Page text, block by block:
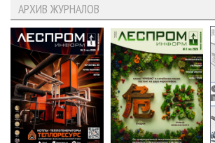
АРХИВ ЖУРНАЛОВ